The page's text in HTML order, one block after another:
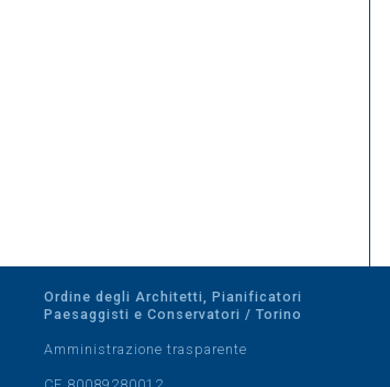
Ordine degli Architetti, Pianificatori
Paesaggisti e Conservatori / Torino
Amministrazione trasparente